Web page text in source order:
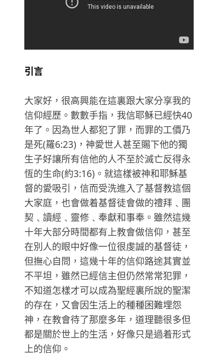
引言
大家好，很高興能在這裏跟大家分享我的
信仰經歷。數數手指，我信耶穌已經快40
年了。因為世人都犯了罪，而罪的工價乃
是死(羅6:23)，神愛世人甚至賜下他的獨
生子好讓所有信他的人不至於滅亡反得永
恆的生命(約3:16)。就這樣被神和耶穌基
督的愛吸引，信而受洗進入了基督教這個
大家庭，也會做着基督徒會做的禮拜﹑團
契﹑讀經﹑靈修﹑奉獻和事奉。雖然這幾
十年大部分時間都有上教會做信仰，甚至
在別人的眼中好像一位很虔誠的基督徒，
但撫心自問，這幾十年的信仰路途其實並
不平坦，雖然已經信主但仍然常常犯罪，
不知道怎樣才可以成為聖經裏所說的聖潔
的存在，又會因生活上的種種困難埋怨
神，在教會待了那麼多年，道理聽很多但
都是關於世上的生活，好像只是過着形式
上的信仰。